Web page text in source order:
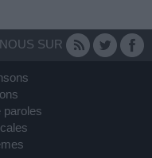
SUR
paroles